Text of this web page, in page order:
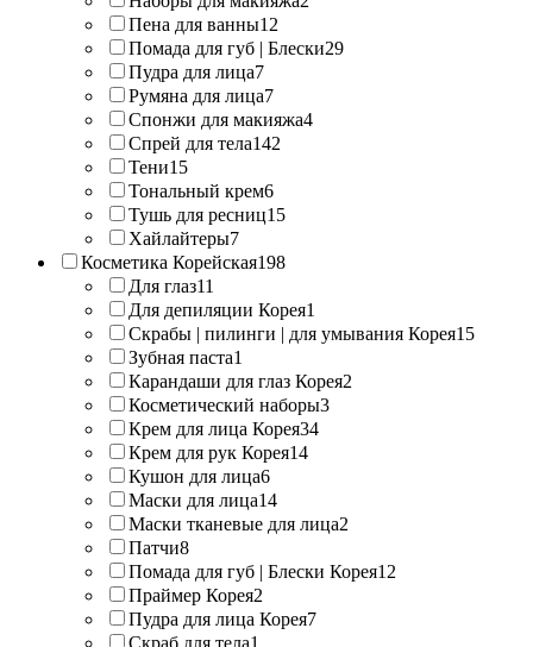
Пена для ванны12
Помада для губ | Блески29
Пудра для лица7
Румяна для лица7
Спонжи для макияжа4
Спрей для тела142
Тени15
Тональный крем6
Тушь для ресниц15
Хайлайтеры7
Косметика Корейская198
Для глаз11
Для депиляции Корея1
Скрабы | пилинги | для умывания Корея15
Зубная паста1
Карандаши для глаз Корея2
Косметический наборы3
Крем для лица Корея34
Крем для рук Корея14
Кушон для лица6
Маски для лица14
Маски тканевые для лица2
Патчи8
Помада для губ | Блески Корея12
Праймер Корея2
Пудра для лица Корея7
Скраб для тела1